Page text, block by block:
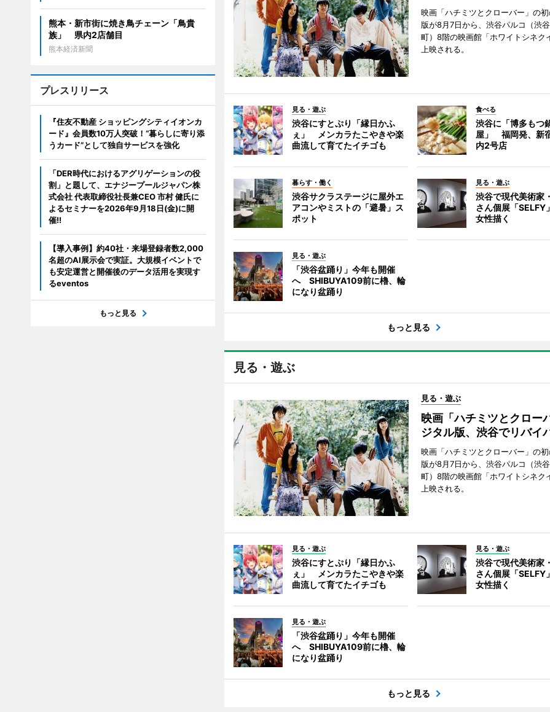
映画「ハチミツとクローバー」の
版が8月7日から、渋谷パルコ（渋
町）8階の映画館「ホワイトシネク
上映される。
見る・遊ぶ
渋谷にすとぷり「縁日かふ
ぇ」 メンカラたこやきや楽
曲流して育てたイチゴも
食べる
渋谷に「博多もつ
屋」 福岡発、新
内2号店
暮らす・働く
渋谷サクラステージに屋外エ
アコンやミストの「避暑」ス
ポット
見る・遊ぶ
渋谷で現代美術家
さん個展「
女性描く
見る・遊ぶ
「渋谷盆踊り」今年も開催
へ SHIBUYA109前に櫓、輪
になり盆踊り
もっと見る
見る・遊ぶ
見る・遊ぶ
映画「ハチミツとクロー
ジタル版、渋谷でリバイ
映画「ハチミツとクローバー」の
版が8月7日から、渋谷パルコ（渋
町）8階の映画館「ホワイトシネク
上映される。
見る・遊ぶ
渋谷にすとぷり「縁日かふ
ぇ」 メンカラたこやきや楽
曲流して育てたイチゴも
見る・遊ぶ
渋谷で現代美術家
さん個展「
女性描く
見る・遊ぶ
「渋谷盆踊り」今年も開催
へ SHIBUYA109前に櫓、輪
になり盆踊り
もっと見る
熊本・新市街に焼き鳥チェーン「鳥貴
族」 県内2店舗目
熊本経済新聞
プレスリリース
『住友不動産 ショッピングシティイオンカ
ード』会員数10万人突破！“暮らしに寄り添
うカード”として独自サービスを強化
「DER時代におけるアグリゲーションの役
割」と題して、エナジープールジャパン株
式会社 代表取締役社長兼CEO 市村 健氏に
よるセミナーを2026年9月18日(金)に開
催!!
【導入事例】約40社・来場登録者数2,000
名超のAI展示会で実証。大規模イベントで
も安定運営と開催後のデータ活用を実現す
るeventos
もっと見る